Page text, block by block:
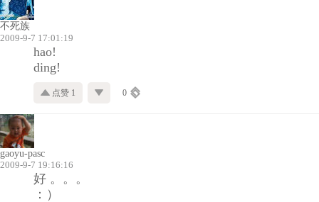
不死族
2009-9-7 17:01:19
hao!
ding!
点赞 1 0
gaoyu-pasc
2009-9-7 19:16:16
好 。。。
：）